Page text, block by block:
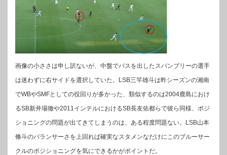
画像の小ささは申し訳ないが、中盤でパスを出したスパンブリーの選手
は迷わずに右サイドを選択していた。LSB三竿雄斗は昨シーズンの湘南
でWBやSMFとしての役回りが多かった、類似するのは2004鹿島におけ
るSB新井場徹や2011インテルにおけるSB長友佑都らで彼ら同様、ポジ
ショニングの問題が出てきてしまうのは、ある程度問題ない。LSB山本
脩斗のバランサーさを上回れば確実なスタメンなだけにこのブルーサー
クルのポジショニングを気にできるかがポイントだ。